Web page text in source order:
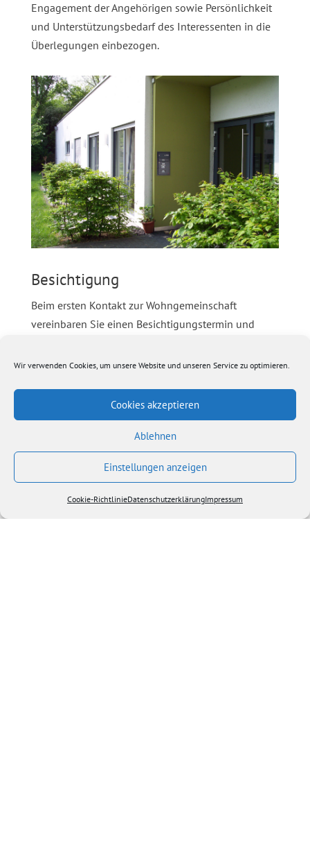
Wir verwenden Cookies, um unsere Website und unseren Service zu optimieren.
Cookies akzeptieren
Ablehnen
Einstellungen anzeigen
Cookie-RichtlinieDatenschutzerklärungImpressum
Engagement der Angehörigen sowie Persönlichkeit
und Unterstützungsbedarf des Interessenten in die
Überlegungen einbezogen.
Besichtigung
Beim ersten Kontakt zur Wohngemeinschaft
vereinbaren Sie einen Besichtigungstermin und
vielen Wohngemeinschaften ist zudem ein
selbst das Leben in der Wohngemeinschaft
kennenlernt. In den meisten Wohngemeinschaften
ist eine Besichtigung nur möglich, wenn ein Platz
frei ist.